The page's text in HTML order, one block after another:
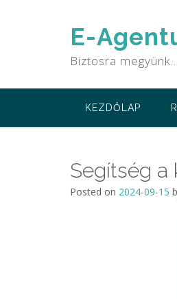
E-
Biztosra megyünk…
KEZDŐLAP
Segítség a
Posted on 2024-09-15